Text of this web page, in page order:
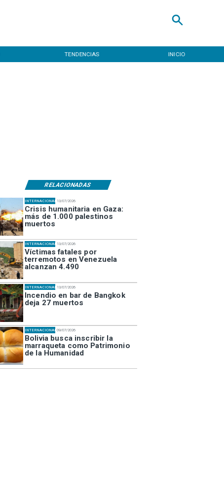
TENDENCIAS INICIO
RELACIONADAS
13/07/2026
Crisis humanitaria en Gaza:
más de 1.000 palestinos
muertos
INTERNACIONAL
13/07/2026
Víctimas fatales por
terremotos en Venezuela
alcanzan 4.490
INTERNACIONAL
13/07/2026
Incendio en bar de Bangkok
deja 27 muertos
INTERNACIONAL
09/07/2026
Bolivia busca inscribir la
marraqueta como Patrimonio
de la Humanidad
INTERNACIONAL